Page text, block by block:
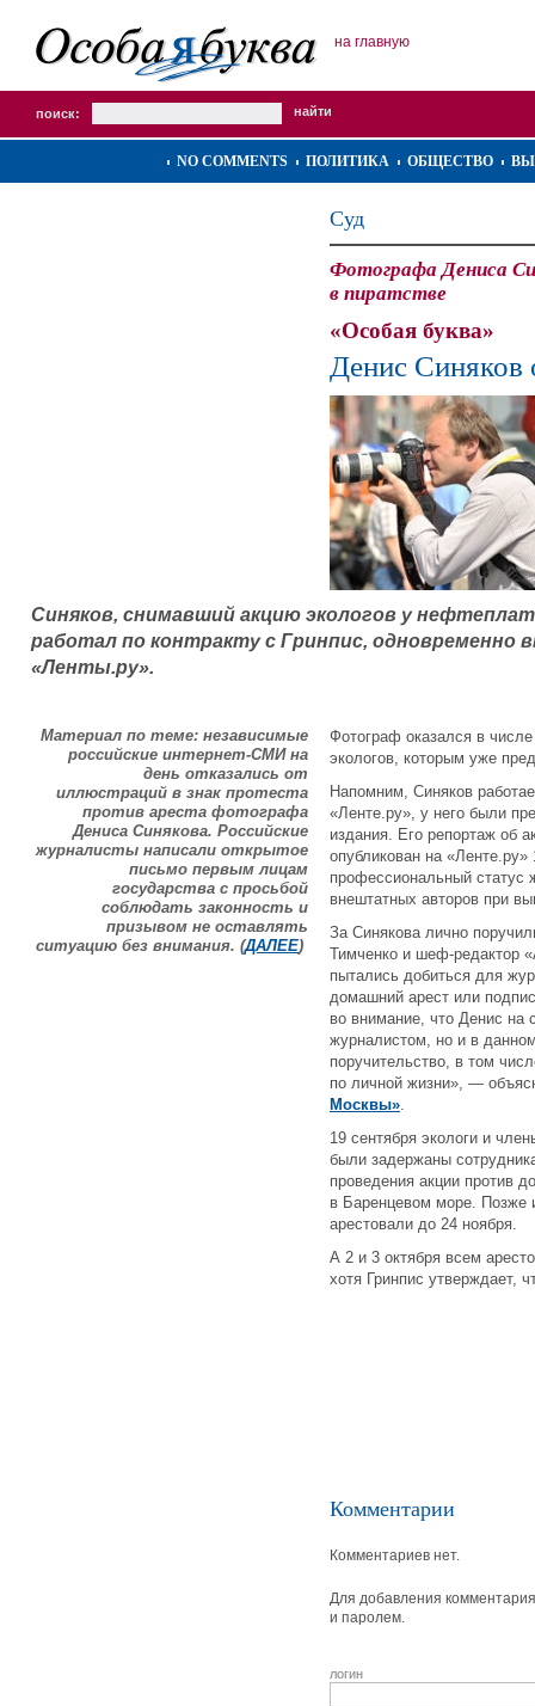
на главную
поиск:
NO COMMENTS ПОЛИТИКА ОБЩЕСТВО
Суд
Фотографа Дениса
в пиратстве
«Особая буква»
Денис Синяков
Синяков, снимавший акцию экологов у
работал по контракту с Гринпис, одновременно
«Ленты.ру».
Материал по теме: независимые
российские интернет-СМИ на
день отказались от
иллюстраций в знак протеста
против ареста фотографа
Дениса Синякова. Российские
журналисты написали открытое
письмо первым лицам
государства с просьбой
соблюдать законность и
призывом не оставлять
ситуацию без внимания. (ДАЛЕЕ)
Фотограф оказался в
экологов, которым уже
Напомним, Синяков
«Ленте.ру», у него были
издания. Его репортаж об
опубликован на
профессиональный статус
внештатных авторов при
За Синякова лично
Тимченко и шеф-редактор
пытались добиться для
домашний арест или
во внимание, что Денис на
журналистом, но и в
поручительство, в том
по личной жизни», —
Москвы».
19 сентября экологи и
были задержаны
проведения акции против
в Баренцевом море. Позже
арестовали до 24 ноября.
А 2 и 3 октября всем
хотя Гринпис утверждает,
Комментарии
Комментариев нет.
Для добавления
и паролем.
логин